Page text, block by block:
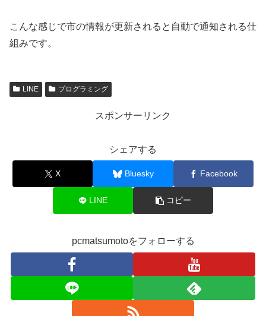
こんな感じで市の情報が更新されると自動で通知される仕
組みです。
LINE プログラミング
スポンサーリンク
シェアする
X Bluesky Facebook
LINE コピー
pcmatsumotoをフォローする